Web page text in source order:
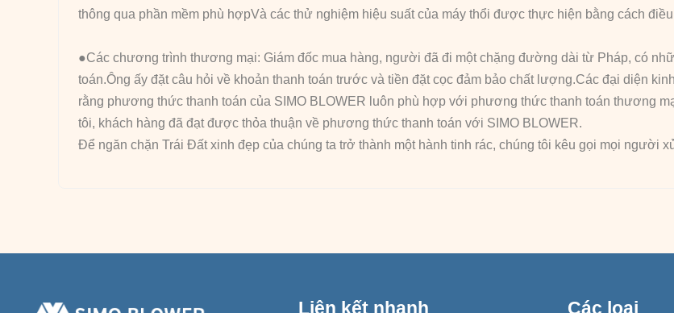
thông qua phần mềm phù hợpVà các thử nghiệm hiệu suất của máy thổi được thực hiện bằng cách
●Các chương trình thương mại: Giám đốc mua hàng, người đã đi một chặng đường dài từ Pháp, có
toán.Ông ấy đặt câu hỏi về khoản thanh toán trước và tiền đặt cọc đảm bảo chất lượng.Các đại diện
rằng phương thức thanh toán của SIMO BLOWER luôn phù hợp với phương thức thanh toán thương
tôi, khách hàng đã đạt được thỏa thuận về phương thức thanh toán với SIMO BLOWER.
Để ngăn chặn Trái Đất xinh đẹp của chúng ta trở thành một hành tinh rác, chúng tôi kêu gọi mọi người
Liên kết nhanh Các loại